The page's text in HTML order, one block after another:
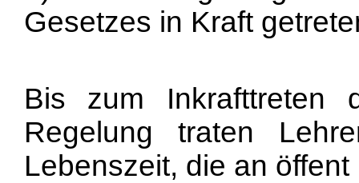
Gesetzes in Kraft
Bis zum Inkrafttreten
Regelung traten
Lebenszeit, die an öffent